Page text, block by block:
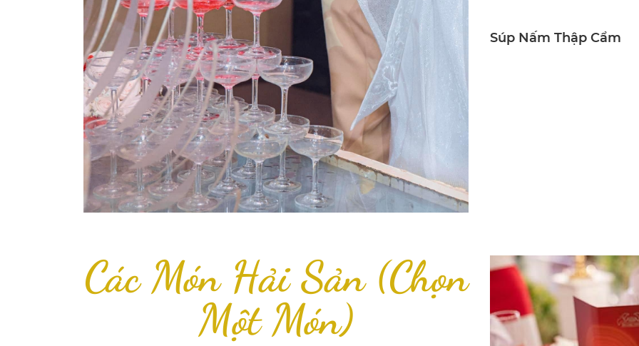
Súp Nấm Thập Cẩm
Các Món Hải Sản (Chọn
Một Món)